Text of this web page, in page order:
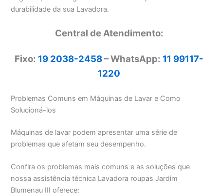
durabilidade da sua Lavadora.
Central de Atendimento:
Fixo: 19 2038-2458– WhatsApp: 11 99117-
1220
Problemas Comuns em Máquinas de Lavar e Como
Solucioná-los
Máquinas de lavar podem apresentar uma série de
problemas que afetam seu desempenho.
Confira os problemas mais comuns e as soluções que
nossa assistência técnica Lavadora roupas Jardim
Blumenau III oferece: